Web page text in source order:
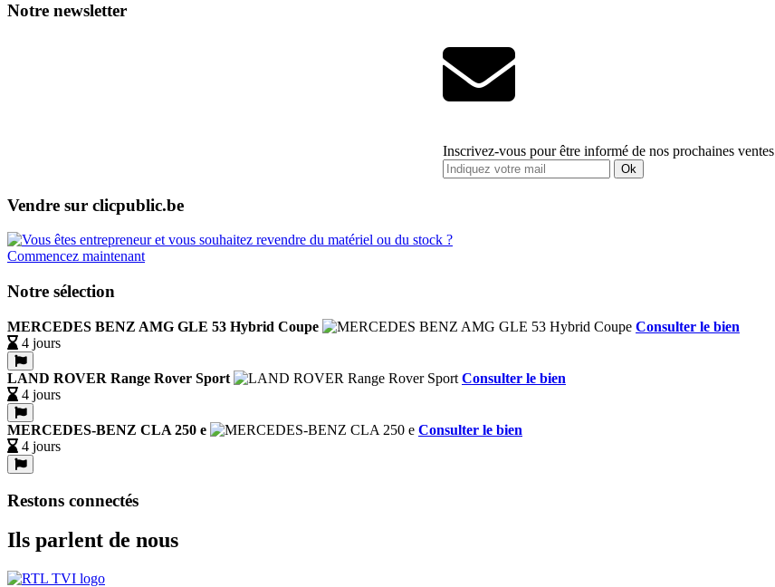
Notre newsletter
Inscrivez-vous pour être informé de nos prochaines ventes
Ok
Vendre sur clicpublic.be
Commencez maintenant
Notre sélection
MERCEDES BENZ AMG GLE 53 Hybrid Coupe
Consulter le bien
4 jours
LAND ROVER Range Rover Sport
Consulter le bien
4 jours
MERCEDES-BENZ CLA 250 e
Consulter le bien
4 jours
Restons connectés
Ils parlent de nous